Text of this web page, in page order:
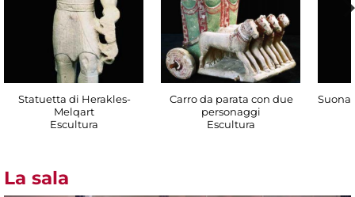
Statuetta di Herakles-
Melqart
Escultura
Carro da parata con due
personaggi
Escultura
La sala